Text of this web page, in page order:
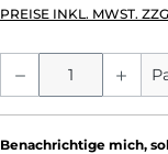
PREISE INKL. MWST.
Produkt
Benachrichtige mich,